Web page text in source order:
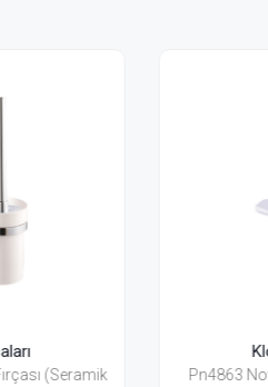
Fırçası (Cam